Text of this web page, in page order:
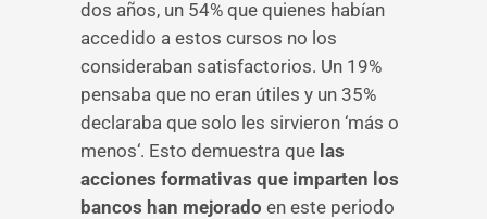
dos años, un 54% que quienes habían
accedido a estos cursos no los
consideraban satisfactorios. Un 19%
pensaba que no eran útiles y un 35%
declaraba que solo les sirvieron ‘más o
menos‘. Esto demuestra que las
acciones formativas que imparten los
bancos han mejorado en este periodo